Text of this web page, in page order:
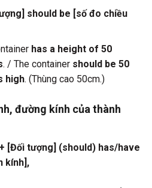
should be [số đo chiều
has a height of 50
. / The container should be 50
high. (Thùng cao 50cm.)
đường kính của thành
[Đối tượng] (should) has/have
kính],